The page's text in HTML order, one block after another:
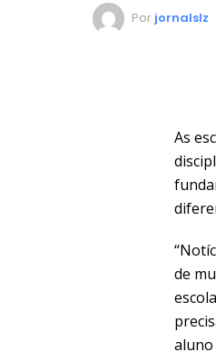
Por jornalslz
As
de
aluno